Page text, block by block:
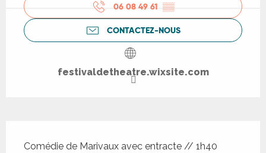
06 08 49 61 ▒▒
CONTACTEZ-NOUS
festivaldetheatre.wixsite.com
Comédie de Marivaux avec entracte // 1h40